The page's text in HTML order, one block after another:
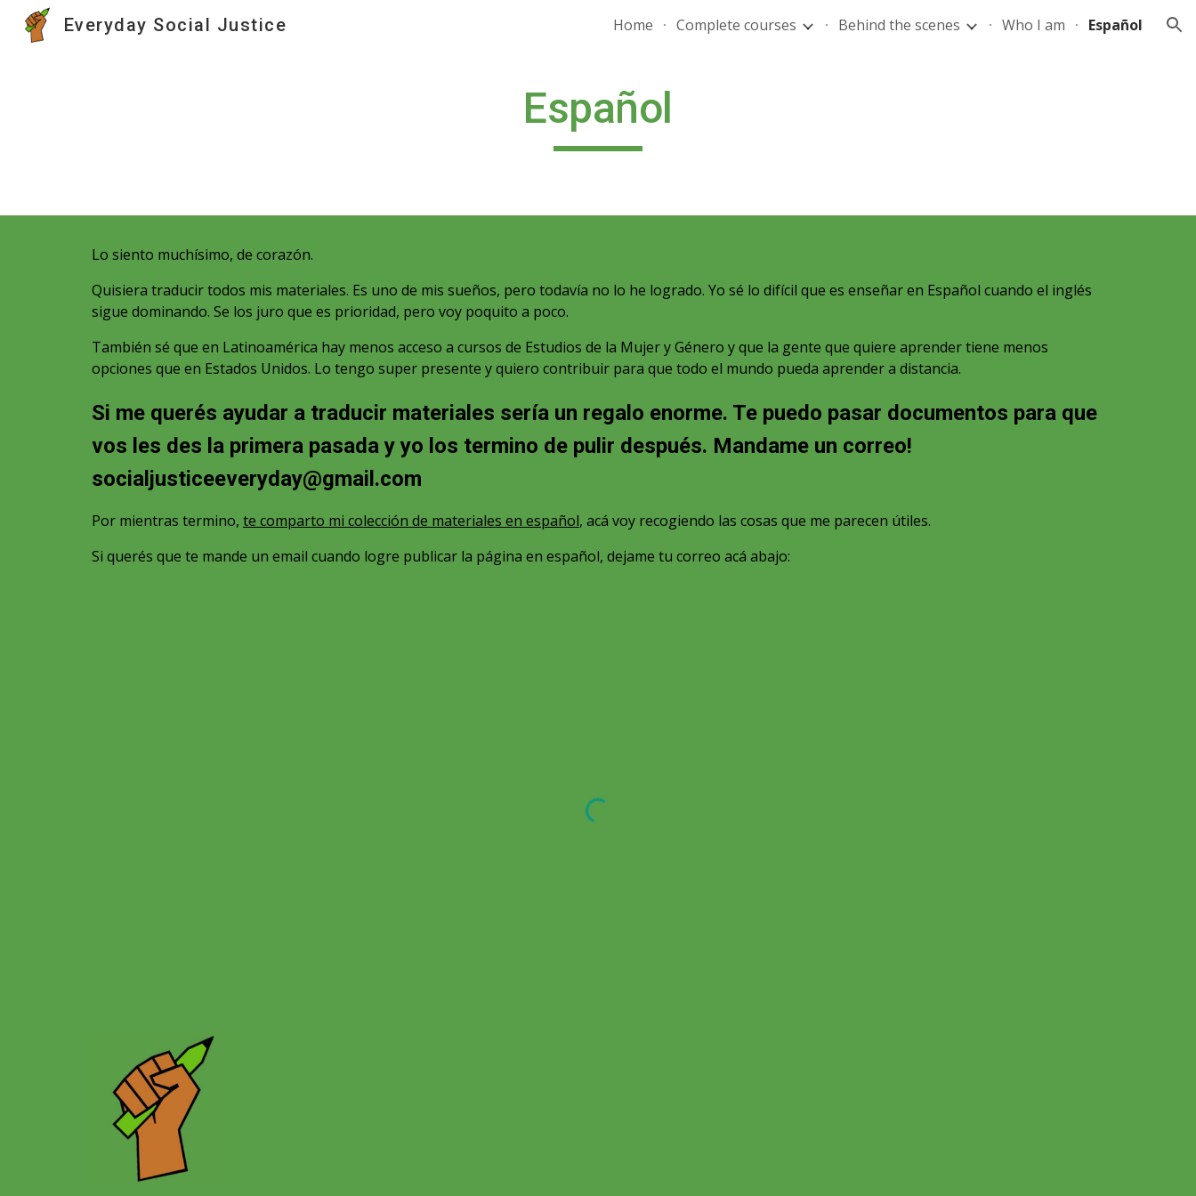
Skip to navigation
Everyday Social Justice Home Complete courses Behind the scenes Who I am Español
Español
Lo siento muchísimo, de corazón.
Quisiera traducir todos mis materiales. Es uno de mis sueños, pero todavía no lo he logrado. Yo sé lo difícil que es enseñar en Español cuando el inglés
sigue dominando. Se los juro que es prioridad, pero voy poquito a poco.
También sé que en Latinoamérica hay menos acceso a cursos de Estudios de la Mujer y Género y que la gente que quiere aprender tiene menos
opciones que en Estados Unidos. Lo tengo super presente y quiero contribuir para que todo el mundo pueda aprender a distancia.
Si me querés ayudar a traducir materiales sería un regalo enorme. Te puedo pasar documentos para que
vos les des la primera pasada y yo los termino de pulir después. Mandame un correo!
socialjusticeeveryday@gmail.com
Por mientras termino, te comparto mi colección de materiales en español, acá voy recogiendo las cosas que me parecen útiles.
Si querés que te mande un email cuando logre publicar la página en español, dejame tu correo acá abajo: